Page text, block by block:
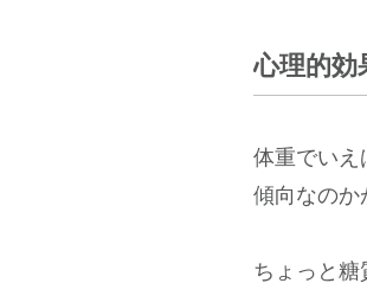
心理的効
体重でいえ
傾向なのか
ちょっと